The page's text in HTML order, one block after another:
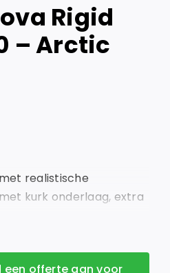
Rigid
– Arctic
realistische
kurk onderlaag, extra
waterbestendig.
een offerte aan voor